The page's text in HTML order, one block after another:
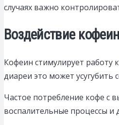
случаях важно
Воздействие
Кофеин стимулирует работу
диареи это может усугубить
Частое потребление кофе с
воспалительные процессы и